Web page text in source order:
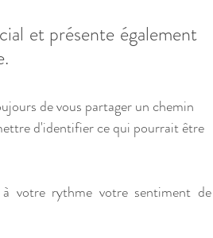
et présente également
de vous partager un chemin
d'identifier ce qui pourrait être
votre rythme votre sentiment de